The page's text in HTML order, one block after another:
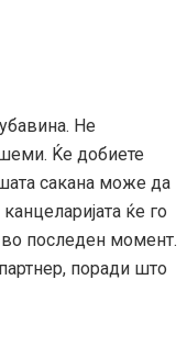
Не
Ќе добиете
сакана може да
ќе го
последен момент.
поради што